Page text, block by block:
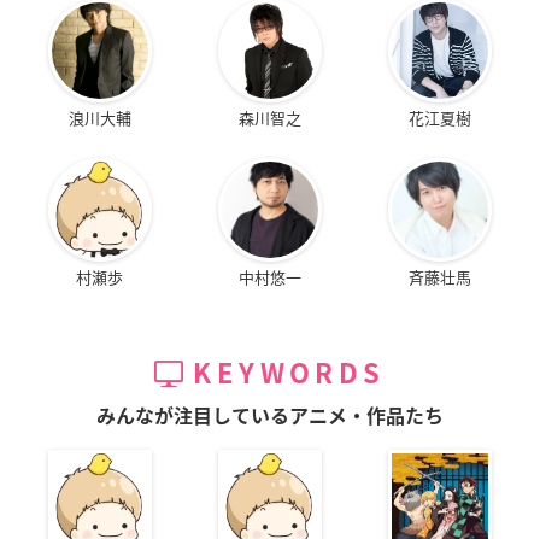
浪川大輔 森川智之 花江夏樹
村瀬歩 中村悠一 斉藤壮馬
KEYWORDS
みんなが注目しているアニメ・作品たち